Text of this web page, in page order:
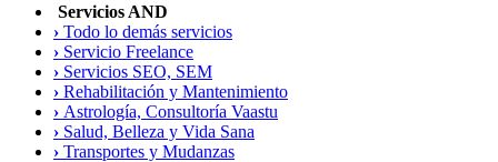
Servicios AND
› Todo lo demás servicios
› Servicio Freelance
› Servicios SEO, SEM
› Rehabilitación y Mantenimiento
› Astrologí­a, Consultoría Vaastu
› Salud, Belleza y Vida Sana
› Transportes y Mudanzas